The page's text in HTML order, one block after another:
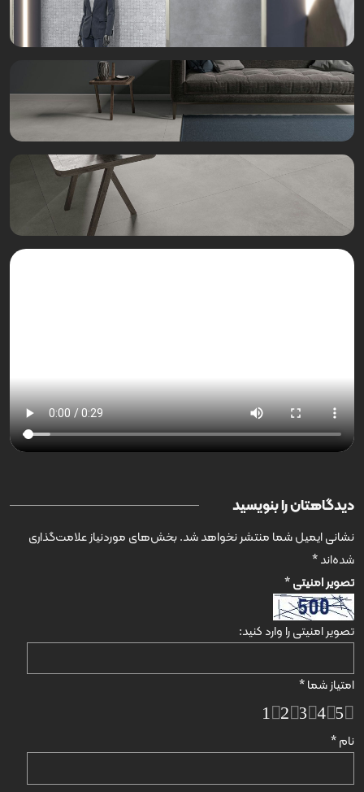
دیدگاهتان را بنویسید
نشانی ایمیل شما منتشر نخواهد شد.بخش‌های موردنیاز علامت‌گذاری
شده‌اند*
نام*
تصویر امنیتی*
تصویر امنیتی را وارد کنید:
امتیاز شما*
5
4
3
2
1